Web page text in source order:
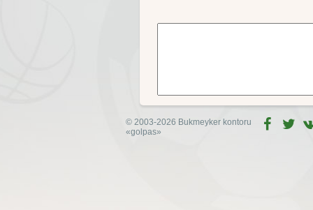
© 2003-2026 Bukmeyker kontoru
«golpas»